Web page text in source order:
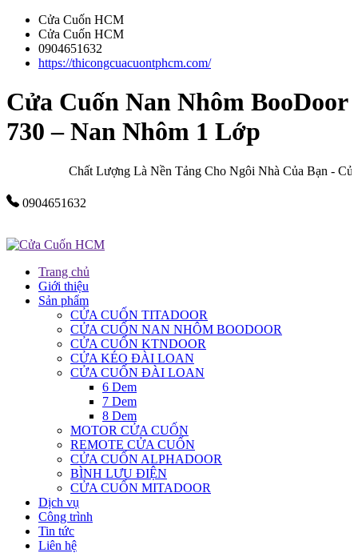
Cửa Cuốn HCM
Cửa Cuốn HCM
0904651632
https://thicongcuacuontphcm.com/
Cửa Cuốn Nan Nhôm BooDoor
730 – Nan Nhôm 1 Lớp
Chất Lượng Là Nền Tảng Cho Ngôi Nhà Của Bạn - Cửa
0904651632
Trang chủ
Giới thiệu
Sản phẩm
CỬA CUỐN TITADOOR
CỬA CUỐN NAN NHÔM BOODOOR
CỬA CUỐN KTNDOOR
CỬA KÉO ĐÀI LOAN
CỬA CUỐN ĐÀI LOAN
6 Dem
7 Dem
8 Dem
MOTOR CỬA CUỐN
REMOTE CỬA CUỐN
CỬA CUỐN ALPHADOOR
BÌNH LƯU ĐIỆN
CỬA CUỐN MITADOOR
Dịch vụ
Công trình
Tin tức
Liên hệ